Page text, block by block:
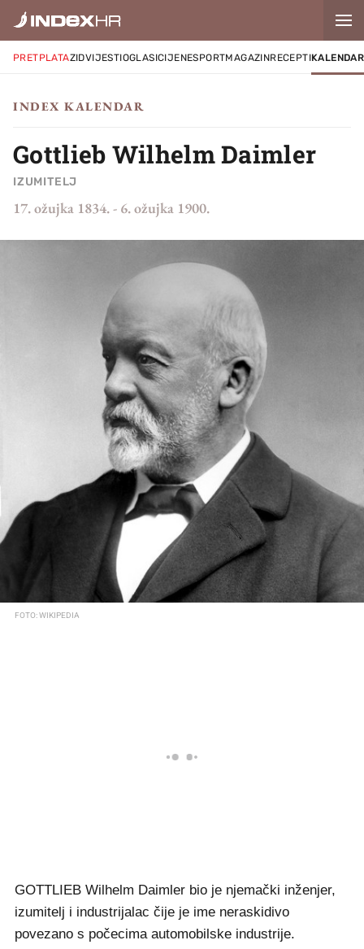
PRETPLATAZIDVIJESTIOGLASICIJENESPORTMAGAZINRECEPTIKALENDAR
INDEX KALENDAR
Gottlieb Wilhelm Daimler
IZUMITELJ
17. ožujka 1834.- 6. ožujka 1900.
FOTO: WIKIPEDIA
GOTTLIEB Wilhelm Daimler bio je njemački inženjer,
izumitelj i industrijalac čije je ime neraskidivo
povezano s počecima automobilske industrije.